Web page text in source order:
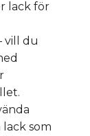
lack för
vill du
som